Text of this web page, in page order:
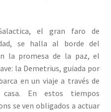
el gran faro de
se halla al borde del
la promesa de la paz, el
la Demetrius, guiada por
en un viaje a través de
En estos tiempos
se ven obligados a actuar